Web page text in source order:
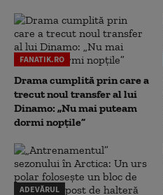
FANATIK.RO
Drama cumplită prin care a
trecut noul transfer al lui
Dinamo: „Nu mai puteam
dormi nopțile”
ADEVĂRUL